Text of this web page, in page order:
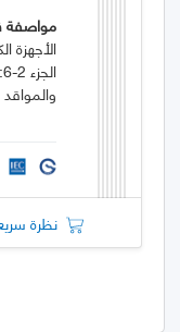
مواصفة
الأجهزة
نظرة